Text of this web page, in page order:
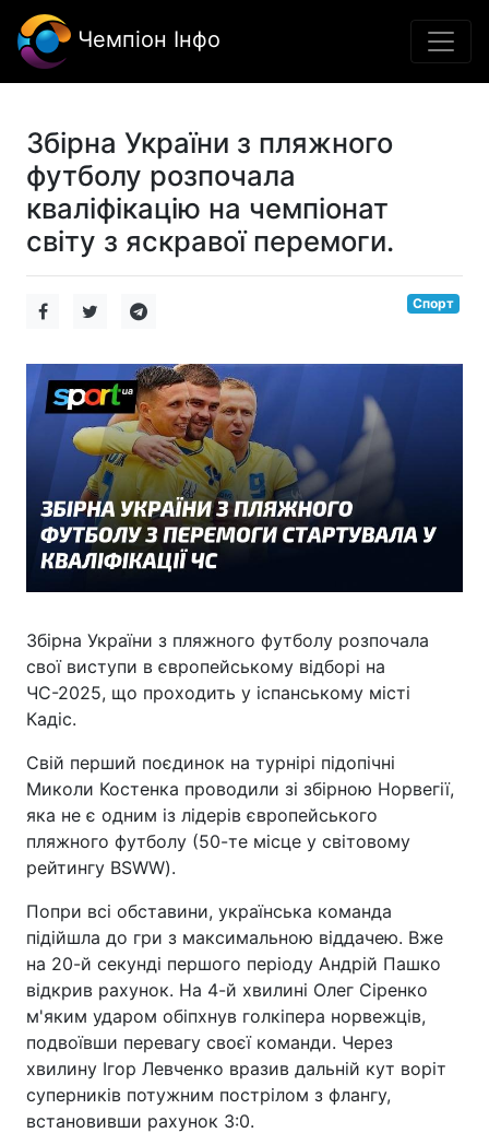
Чемпіон Інфо
Збірна України з пляжного
футболу розпочала
кваліфікацію на чемпіонат
світу з яскравої перемоги.
Спорт
Збірна України з пляжного футболу розпочала
свої виступи в європейському відборі на
ЧС-2025, що проходить у іспанському місті
Кадіс.
Свій перший поєдинок на турнірі підопічні
Миколи Костенка проводили зі збірною Норвегії,
яка не є одним із лідерів європейського
пляжного футболу (50-те місце у світовому
рейтингу BSWW).
Попри всі обставини, українська команда
підійшла до гри з максимальною віддачею. Вже
на 20-й секунді першого періоду Андрій Пашко
відкрив рахунок. На 4-й хвилині Олег Сіренко
м'яким ударом обіпхнув голкіпера норвежців,
подвоївши перевагу своєї команди. Через
хвилину Ігор Левченко вразив дальній кут воріт
суперників потужним пострілом з флангу,
встановивши рахунок 3:0.